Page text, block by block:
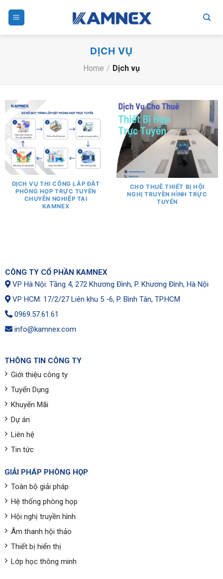
DỊCH VỤ
Home / Dịch vụ
DỊCH VỤ THI CÔNG LẮP ĐẶT
PHÒNG HỌP TRỰC TUYẾN
CHUYÊN NGHIỆP TẠI
KAMNEX
CHO THUÊ THIẾT BỊ HỘI
NGHỊ TRUYỀN HÌNH TRỰC
TUYẾN
CÔNG TY CỔ PHẦN KAMNEX
VP Hà Nội: Tầng 4, 272 Khương Đình, P. Khương Đình, Hà Nội
VP HCM: 17/2/27 Liên khu 5 -6, P. Bình Tân, TP.HCM
0969.57.61.61
info@kamnex.com
THÔNG TIN CÔNG TY
Giới thiệu công ty
Tuyển Dụng
Khuyến Mãi
Dự án
Liên hệ
Tin tức
GIẢI PHÁP PHÒNG HỌP
Toàn bộ giải pháp
Hệ thống phòng họp
Hội nghị truyền hình
Âm thanh hội thảo
Thiết bị hiển thị
Lớp học thông minh